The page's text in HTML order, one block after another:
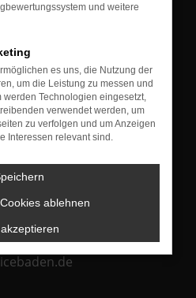
0
und weitere
es uns, die Nutzung der
um die Leistung zu messen und
werden Technologien eingesetzt,
verwendet werden, um
zu verfolgen und um Anzeigen
Interessen relevant sind.
ablehnen